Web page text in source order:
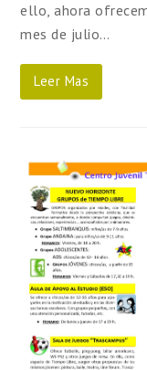
ello, ahora
mes de julio…
Leer Mas